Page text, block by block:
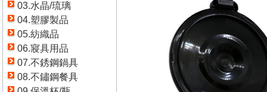
03.水晶/琉璃
04.塑膠製品
05.紡織品
06.寢具用品
07.不銹鋼鍋具
08.不鏽鋼餐具